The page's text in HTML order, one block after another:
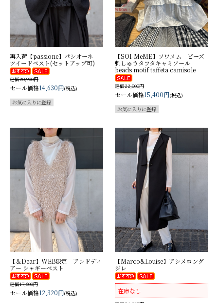
再入荷【passione】パシオーネ
ツイードベスト(セットアップ可)
定価20,900円
セール価格14,630円(税込)
【SOI-MeME】ソワメム ビーズ
刺しゅうタフタキャミソール
beads motif taffeta camisole
定価22,000円
セール価格15,400円(税込)
【＆Dear】WEB限定 アンドディ
アー シャギーベスト
定価17,600円
セール価格12,320円(税込)
【Marco&Louise】アシメロング
ジレ
在庫なし